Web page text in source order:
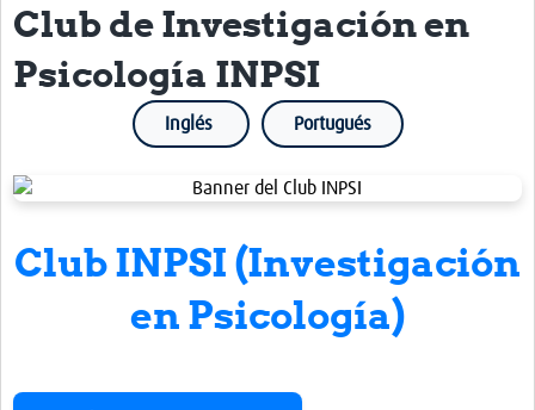
Clubs de Investigación
Clínica de datos
Sesiones de Aprendizaje Asistido
Webinarios
Recursos
Club de Investigación en
Psicología INPSI
Inglés Portugués
Club INPSI (Investigación
en Psicología)